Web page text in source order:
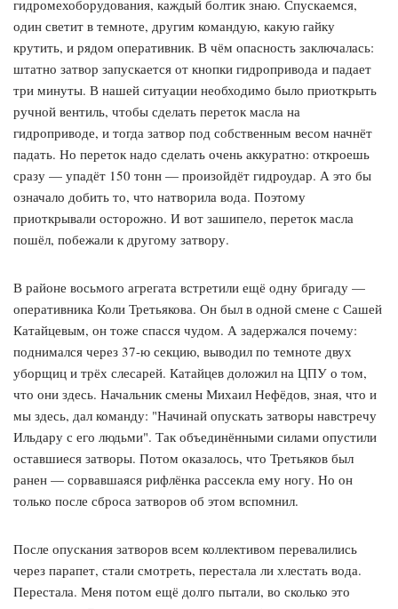
гидромехоборудования, каждый болтик знаю. Спускаемся,
один светит в темноте, другим командую, какую гайку
крутить, и рядом оперативник. В чём опасность заключалась:
штатно затвор запускается от кнопки гидропривода и падает
три минуты. В нашей ситуации необходимо было приоткрыть
ручной вентиль, чтобы сделать переток масла на
гидроприводе, и тогда затвор под собственным весом начнёт
падать. Но переток надо сделать очень аккуратно: откроешь
сразу — упадёт 150 тонн — произойдёт гидроудар. А это бы
означало добить то, что натворила вода. Поэтому
приоткрывали осторожно. И вот зашипело, переток масла
пошёл, побежали к другому затвору.
В районе восьмого агрегата встретили ещё одну бригаду —
оперативника Коли Третьякова. Он был в одной смене с Сашей
Катайцевым, он тоже спасся чудом. А задержался почему:
поднимался через 37-ю секцию, выводил по темноте двух
уборщиц и трёх слесарей. Катайцев доложил на ЦПУ о том,
что они здесь. Начальник смены Михаил Нефёдов, зная, что и
мы здесь, дал команду: "Начинай опускать затворы навстречу
Ильдару с его людьми". Так объединёнными силами опустили
оставшиеся затворы. Потом оказалось, что Третьяков был
ранен — сорвавшаяся рифлёнка рассекла ему ногу. Но он
только после сброса затворов об этом вспомнил.
После опускания затворов всем коллективом перевалились
через парапет, стали смотреть, перестала ли хлестать вода.
Перестала. Меня потом ещё долго пытали, во сколько это